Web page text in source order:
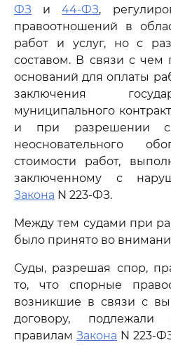
ФЗ и44-ФЗ,
правоотношений в
работ и услуг, но с
составом. В связи с чем
оснований для оплаты
заключения
муниципального
и при разрешении
неосновательного
стоимости работ,
заключенному с
Закона N 223-ФЗ.
Между тем судами при
было принято во
Суды, разрешая спор,
то, что спорные
возникшие в связи с
договору, подлежали
правилам Закона N 223-